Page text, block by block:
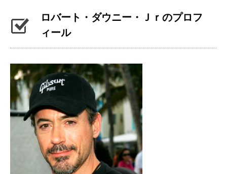
ロバート・ダウニー・Ｊｒのプロフ
ィール